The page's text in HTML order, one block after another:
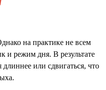
на практике не всем
и режим дня. В результате
или сдвигаться, что